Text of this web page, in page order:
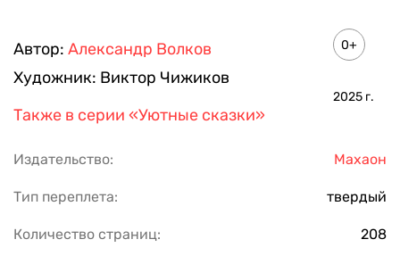
Автор: Александр Волков
Художник: Виктор Чижиков
0+
2025 г.
Также в серии «Уютные сказки»
Издательство: Махаон
Тип переплета: твердый
Количество страниц: 208